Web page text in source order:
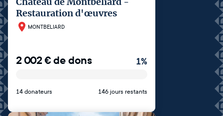
Restauration d'œuvres
MONTBELIARD
2 002€de dons 1%
14 donateurs 146 jours restants